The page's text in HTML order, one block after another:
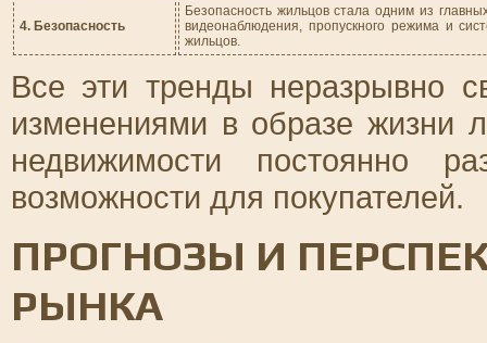
4. Безопасность
Безопасность жильцов стала одним из
видеонаблюдения, пропускного режима и
жильцов.
Все эти тренды неразрывно
изменениями в образе жизни
недвижимости постоянно
возможности для покупателей.
ПРОГНОЗЫ И
РЫНКА